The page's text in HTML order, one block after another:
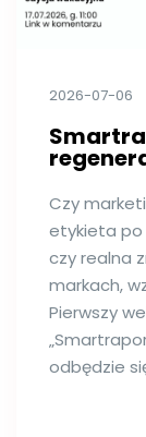
2026-07-06
Czy
etykieta po
czy realna
markach,
Pierwszy
odbędzie